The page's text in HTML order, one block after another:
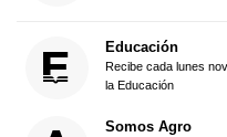
Educación
Recibe cada lunes
la Educación
Somos Agro